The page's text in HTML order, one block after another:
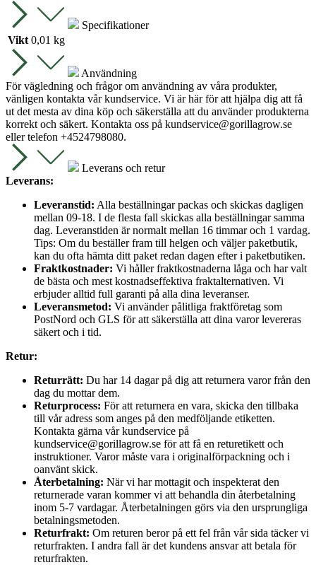
Specifikationer
Vikt 0,01 kg
Användning
För vägledning och frågor om användning av våra produkter,
vänligen kontakta vår kundservice. Vi är här för att hjälpa dig att få
ut det mesta av dina köp och säkerställa att du använder produkterna
korrekt och säkert. Kontakta oss på kundservice@gorillagrow.se
eller telefon +4524798080.
Leverans och retur
Leverans:
Leveranstid: Alla beställningar packas och skickas dagligen
mellan 09-18. I de flesta fall skickas alla beställningar samma
dag. Leveranstiden är normalt mellan 16 timmar och 1 vardag.
Tips: Om du beställer fram till helgen och väljer paketbutik,
kan du ofta hämta ditt paket redan dagen efter i paketbutiken.
Fraktkostnader: Vi håller fraktkostnaderna låga och har valt
de bästa och mest kostnadseffektiva fraktalternativen. Vi
erbjuder alltid full garanti på alla dina leveranser.
Leveransmetod: Vi använder pålitliga fraktföretag som
PostNord och GLS för att säkerställa att dina varor levereras
säkert och i tid.
Retur:
Returrätt: Du har 14 dagar på dig att returnera varor från den
dag du mottar dem.
Returprocess: För att returnera en vara, skicka den tillbaka
till vår adress som anges på den medföljande etiketten.
Kontakta gärna vår kundservice på
kundservice@gorillagrow.se för att få en returetikett och
instruktioner. Varor måste vara i originalförpackning och i
oanvänt skick.
Återbetalning: När vi har mottagit och inspekterat den
returnerade varan kommer vi att behandla din återbetalning
inom 5-7 vardagar. Återbetalningen görs via den ursprungliga
betalningsmetoden.
Returfrakt: Om returen beror på ett fel från vår sida täcker vi
returfrakten. I andra fall är det kundens ansvar att betala för
returfrakten.